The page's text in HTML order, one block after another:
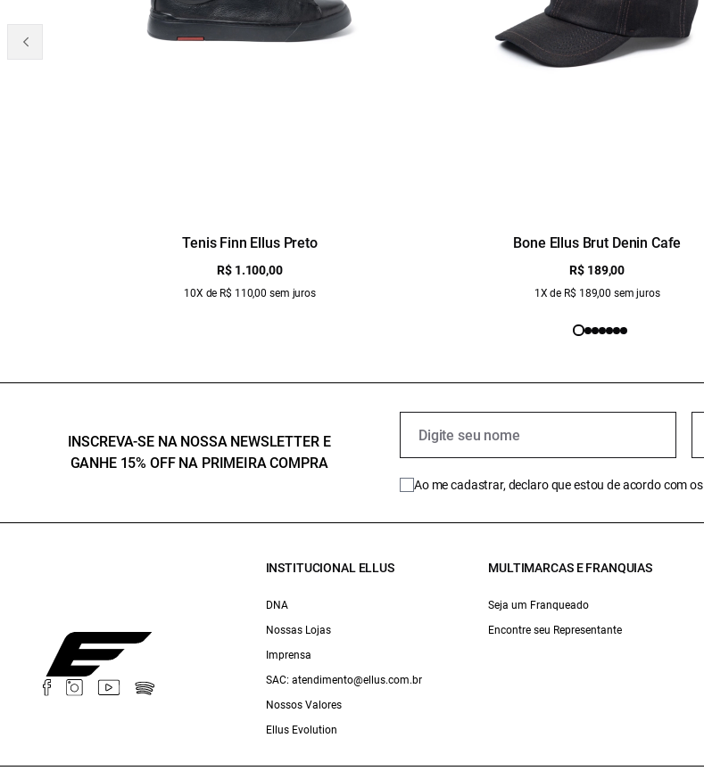
Tenis Finn Ellus Preto
R$ 1.100,00
10X de R$ 110,00 sem juros
Bone Ellus Brut Denin Cafe
R$ 189,00
1X de R$ 189,00 sem juros
INSCREVA-SE NA NOSSA NEWSLETTER E
GANHE 15% OFF NA PRIMEIRA COMPRA
Ao me cadastrar, declaro que estou de acordo com os
INSTITUCIONAL ELLUS
DNA
Nossas Lojas
Imprensa
SAC: atendimento@ellus.com.br
Nossos Valores
Ellus Evolution
MULTIMARCAS E FRANQUIAS
Seja um Franqueado
Encontre seu Representante